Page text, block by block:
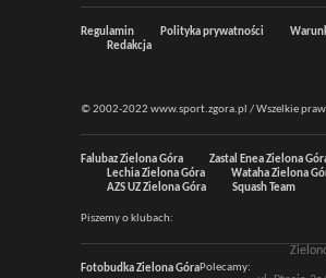
Regulamin Polityka prywatności
Redakcja
© 2002-2022 www.sport.zgora.pl / Wszelkie
Falubaz Zielona Góra
Zastal Enea Zielona
Lechia Zielona Góra
Wataha Zielona
AZS UZ Zielona Góra
Squash Team
Piszemy o klubach:
Fotobudka Zielona GóraPolecamy: